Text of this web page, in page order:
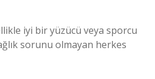
iyi bir yüzücü veya sporcu
sorunu olmayan herkes